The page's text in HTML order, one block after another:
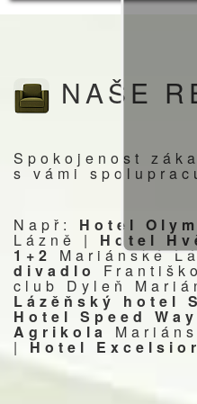
NAŠE
Spokojenost
s vámi
Např: Hotel
Lázně | Hotel
1+2 Mariánské
divadlo
club Dyleň
Lázěňský hotel
Hotel Speed Way
Agrikola
| Hotel Excelsior